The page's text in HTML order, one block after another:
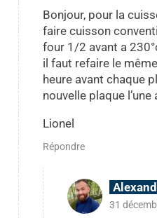
Bonjour, pour la
faire cuisson
four 1/2 avant a
il faut refaire le
heure avant chaque
nouvelle plaque l’une
Lionel
Répondre
31